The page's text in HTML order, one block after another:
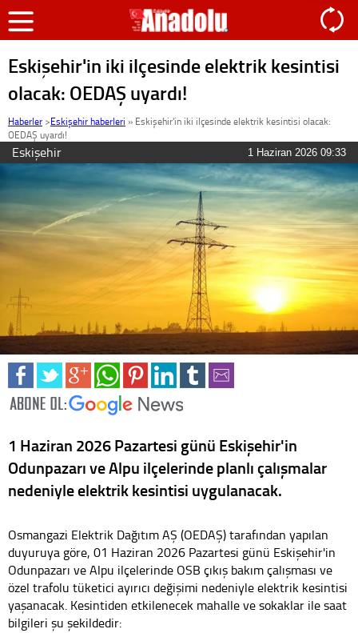
Eskişehir'in iki ilçesinde elektrik kesintisi
olacak: OEDAŞ uyardı!
Haberler >Eskişehir haberleri » Eskişehir'in iki ilçesinde elektrik kesintisi olacak:
OEDAŞ uyardı!
Eskişehir 1 Haziran 2026 09:33
1 Haziran 2026 Pazartesi günü Eskişehir'in
Odunpazarı ve Alpu ilçelerinde planlı çalışmalar
nedeniyle elektrik kesintisi uygulanacak.
Osmangazi Elektrik Dağıtım AŞ (OEDAŞ) tarafından yapılan
duyuruya göre, 01 Haziran 2026 Pazartesi günü Eskişehir'in
Odunpazarı ve Alpu ilçelerinde OSB çıkış bakım çalışması ve
özel trafolu tüketici ayırıcı değişimi nedeniyle elektrik kesintisi
yaşanacak. Kesintiden etkilenecek mahalle ve sokaklar ile saat
bilgileri şu şekildedir: